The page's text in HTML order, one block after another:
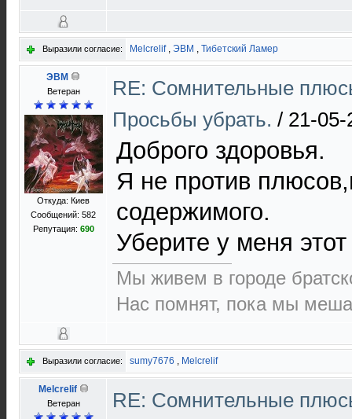
Выразили согласие: Melcrelif, ЭВМ , Тибетский Ламер
ЭВМ
Ветеран
Откуда: Киев
Сообщений: 582
Репутация: 690
RE: Сомнительные
Просьбы убрать. / 21-05-
Доброго здоровья.
Я не против
содержимого.
Уберите у меня
Мы живем в городе
Нас помнят, пока мы
Выразили согласие: sumy7676 , Melcrelif
Melcrelif
Ветеран
RE: Сомнительные